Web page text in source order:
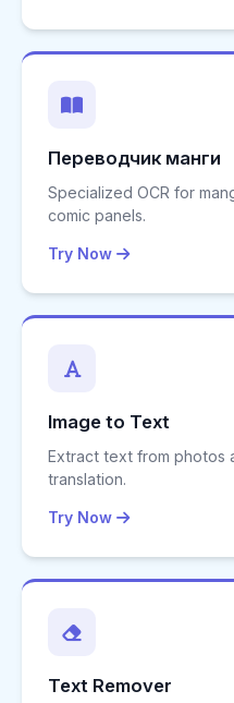
Переводчик манги
Specialized OCR for
comic panels.
Try Now
Image to Text
Extract text from photos
translation.
Try Now
Text Remover